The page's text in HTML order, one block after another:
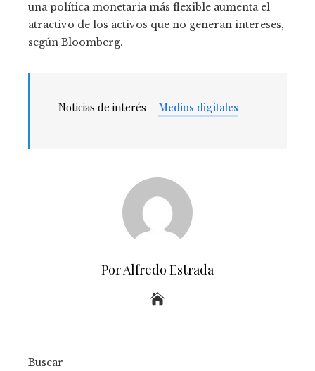
una política monetaria más flexible aumenta el
atractivo de los activos que no generan intereses,
según Bloomberg.
Noticias de interés – Medios digitales
Por Alfredo Estrada
Buscar